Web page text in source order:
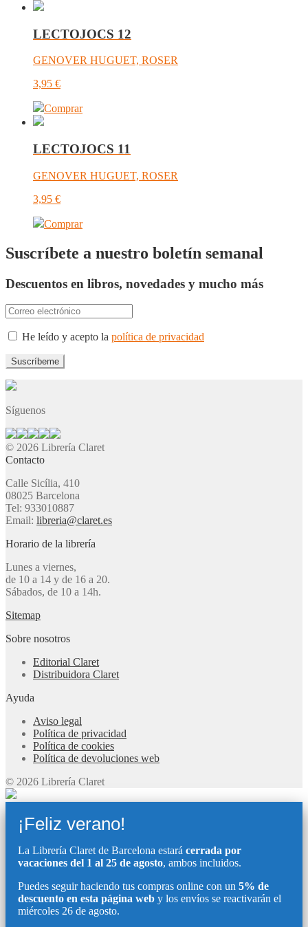
LECTOJOCS 12
GENOVER HUGUET, ROSER
3,95 €
Comprar
LECTOJOCS 11
GENOVER HUGUET, ROSER
3,95 €
Comprar
Suscríbete a nuestro boletín semanal
Descuentos en libros, novedades y mucho más
He leído y acepto la política de privacidad
Síguenos
© 2026 Librería Claret
Contacto
Calle Sicília, 410
08025 Barcelona
Tel: 933010887
Email: libreria@claret.es
Horario de la librería
Lunes a viernes,
de 10 a 14 y de 16 a 20.
Sábados, de 10 a 14h.
Sitemap
Sobre nosotros
Editorial Claret
Distribuidora Claret
Ayuda
Aviso legal
Política de privacidad
Política de cookies
Política de devoluciones web
© 2026 Librería Claret
¡Feliz verano!
La Librería Claret de Barcelona estará cerrada por
vacaciones del 1 al 25 de agosto, ambos incluidos.
Puedes seguir haciendo tus compras online con un 5% de
descuento en esta página web y los envíos se reactivarán el
miércoles 26 de agosto.